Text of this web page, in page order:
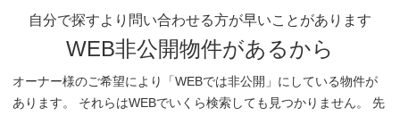
自分で探すより問い合わせる方が早いことがあります
WEB非公開物件があるから
オーナー様のご希望により「WEBでは非公開」にしている物件が
あります。 それらはWEBでいくら検索しても見つかりません。 先